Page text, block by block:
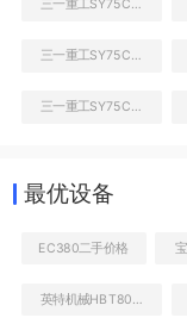
最优设备
EC380二手价格